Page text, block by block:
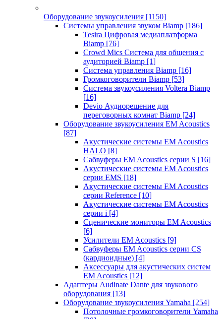
Оборудование звукоусиления [1150]
Системы управления звуком Biamp [186]
Tesira Цифровая медиаплатформа
Biamp [76]
Crowd Mics Система для общения с
аудиторией Biamp [1]
Система управления Biamp [16]
Громкоговорители Biamp [53]
Система звукоусиления Voltera Biamp
[16]
Devio Аудиорешение для
переговорных комнат Biamp [24]
Оборудование звукоусиления EM Acoustics
[87]
Акустические системы EM Acoustics
HALO [8]
Сабвуферы EM Acoustics серии S [16]
Акустические системы EM Acoustics
серии EMS [18]
Акустические системы EM Acoustics
серии Reference [10]
Акустические системы EM Acoustics
серии i [4]
Сценические мониторы EM Acoustics
[6]
Усилители EM Acoustics [9]
Сабвуферы EM Acoustics серии CS
(кардиоидные) [4]
Аксессуары для акустических систем
EM Acoustics [12]
Адаптеры Audinate Dante для звукового
оборудования [13]
Оборудование звукоусиления Yamaha [254]
Потолочные громкоговорители Yamaha